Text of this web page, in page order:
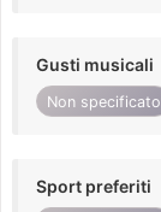
Gusti musicali
Non specificato
Sport preferiti